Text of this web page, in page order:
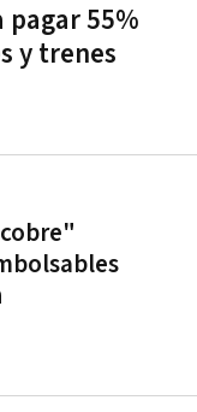
pagar 55%
y trenes